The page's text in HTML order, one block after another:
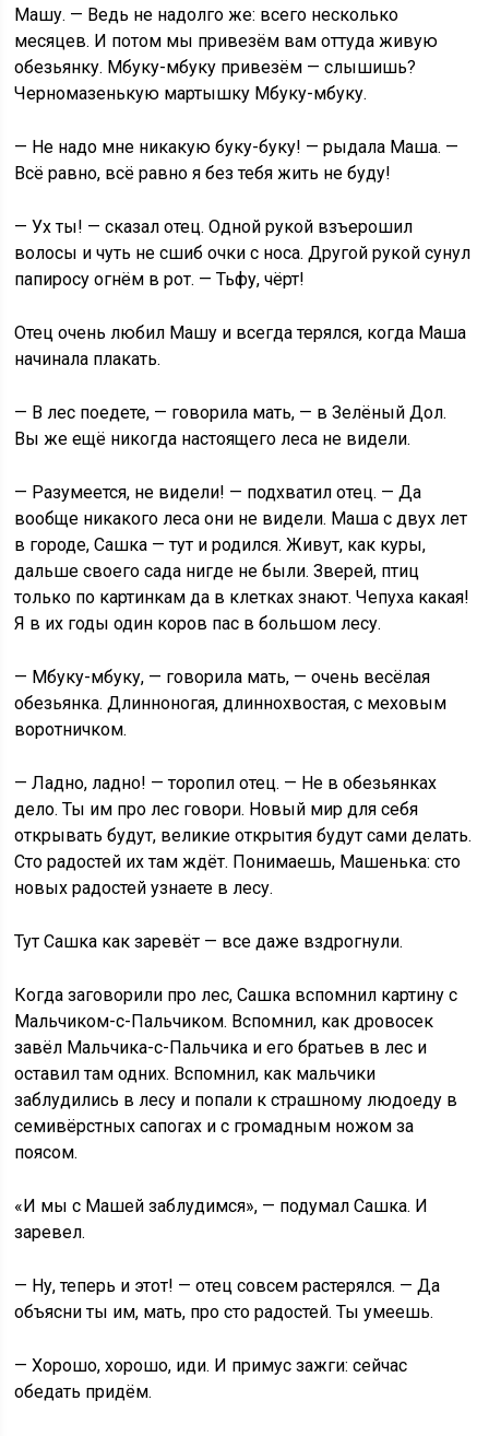
Машу. — Ведь не надолго же: всего несколько
месяцев. И потом мы привезём вам оттуда живую
обезьянку. Мбуку-мбуку привезём — слышишь?
Черномазенькую мартышку Мбуку-мбуку.
— Не надо мне никакую буку-буку! — рыдала Маша. —
Всё равно, всё равно я без тебя жить не буду!
— Ух ты! — сказал отец. Одной рукой взъерошил
волосы и чуть не сшиб очки с носа. Другой рукой сунул
папиросу огнём в рот. — Тьфу, чёрт!
Отец очень любил Машу и всегда терялся, когда Маша
начинала плакать.
— В лес поедете, — говорила мать, — в Зелёный Дол.
Вы же ещё никогда настоящего леса не видели.
— Разумеется, не видели! — подхватил отец. — Да
вообще никакого леса они не видели. Маша с двух лет
в городе, Сашка — тут и родился. Живут, как куры,
дальше своего сада нигде не были. Зверей, птиц
только по картинкам да в клетках знают. Чепуха какая!
Я в их годы один коров пас в большом лесу.
— Мбуку-мбуку, — говорила мать, — очень весёлая
обезьянка. Длинноногая, длиннохвостая, с меховым
воротничком.
— Ладно, ладно! — торопил отец. — Не в обезьянках
дело. Ты им про лес говори. Новый мир для себя
открывать будут, великие открытия будут сами делать.
Сто радостей их там ждёт. Понимаешь, Машенька: сто
новых радостей узнаете в лесу.
Тут Сашка как заревёт — все даже вздрогнули.
Когда заговорили про лес, Сашка вспомнил картину с
Мальчиком-с-Пальчиком. Вспомнил, как дровосек
завёл Мальчика-с-Пальчика и его братьев в лес и
оставил там одних. Вспомнил, как мальчики
заблудились в лесу и попали к страшному людоеду в
семивёрстных сапогах и с громадным ножом за
поясом.
«И мы с Машей заблудимся», — подумал Сашка. И
заревел.
— Ну, теперь и этот! — отец совсем растерялся. — Да
объясни ты им, мать, про сто радостей. Ты умеешь.
— Хорошо, хорошо, иди. И примус зажги: сейчас
обедать придём.